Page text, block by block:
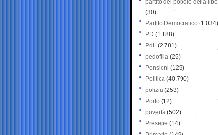
partito del popolo della
(30)
Partito Democratico (1.034)
PD (1.188)
PdL (2.781)
pedofilia (25)
Pensioni (129)
Politica (40.790)
polizia (253)
Porto (12)
povertà (502)
Presepe (14)